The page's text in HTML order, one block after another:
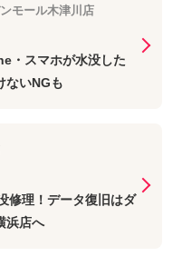
モール木津川店
・スマホが水没した
ないNGも
修理！データ復旧はダ
浜店へ